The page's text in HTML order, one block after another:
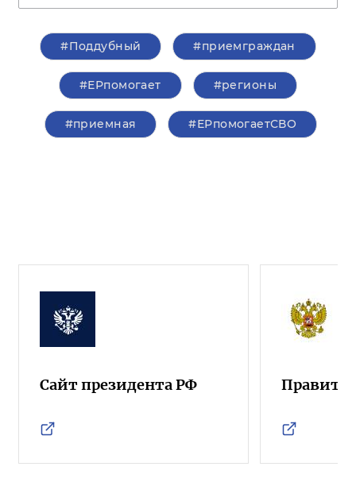
#Поддубный #приемграждан
#ЕРпомогает #регионы
#приемная #ЕРпомогаетСВО
Сайт президента РФ